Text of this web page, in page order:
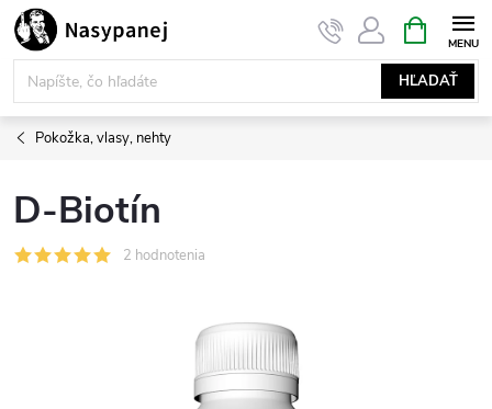
Prejsť
na
obsah
HĽADAŤ
KOŠÍK
Pokožka, vlasy, nehty
D-Biotín
2 hodnotenia